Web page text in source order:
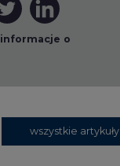
o
wszystkie artykuły